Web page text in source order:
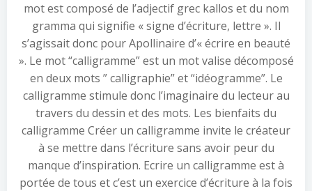
mot est composé de l’adjectif grec kallos et du nom
gramma qui signifie « signe d’écriture, lettre ». Il
s’agissait donc pour Apollinaire d’« écrire en beauté
». Le mot “calligramme” est un mot valise décomposé
en deux mots ” calligraphie” et “idéogramme”. Le
calligramme stimule donc l’imaginaire du lecteur au
travers du dessin et des mots. Les bienfaits du
calligramme Créer un calligramme invite le créateur
à se mettre dans l’écriture sans avoir peur du
manque d’inspiration. Ecrire un calligramme est à
portée de tous et c’est un exercice d’écriture à la fois